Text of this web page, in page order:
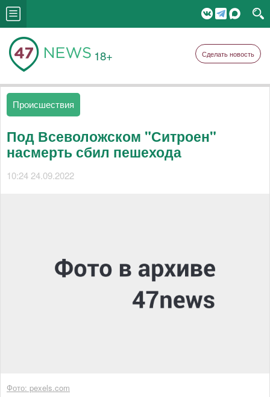
18+ Сделать новость
Происшествия
Под Всеволожском "Ситроен"
насмерть сбил пешехода
10:24 24.09.2022
Фото: pexels.com